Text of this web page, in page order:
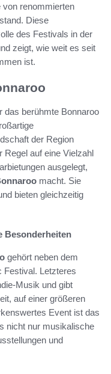
von renommierten
Diese
des Festivals in der
zeigt, wie weit es seit
ist.
das berühmte Bonnaroo
der Region
Regel auf eine Vielzahl
ausgelegt,
macht. Sie
bieten gleichzeitig
Besonderheiten
gehört neben dem
Festival. Letzteres
Musik und gibt
auf einer größeren
Event ist das
nicht nur musikalische
und